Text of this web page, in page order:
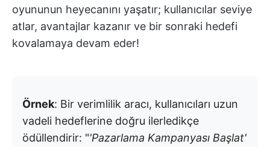
oyununun heyecanını yaşatır; kullanıcılar seviye
atlar, avantajlar kazanır ve bir sonraki hedefi
kovalamaya devam eder!
Örnek: Bir verimlilik aracı, kullanıcıları uzun
vadeli hedeflerine doğru ilerledikçe
ödüllendirir: "'Pazarlama Kampanyası Başlat'